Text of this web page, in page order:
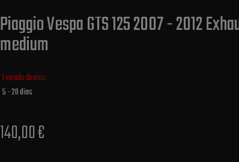
Piaggio Vespa GTS 125 2007 - 2012
medium
Enviado dentro:
5 - 20 dias
140,00 €